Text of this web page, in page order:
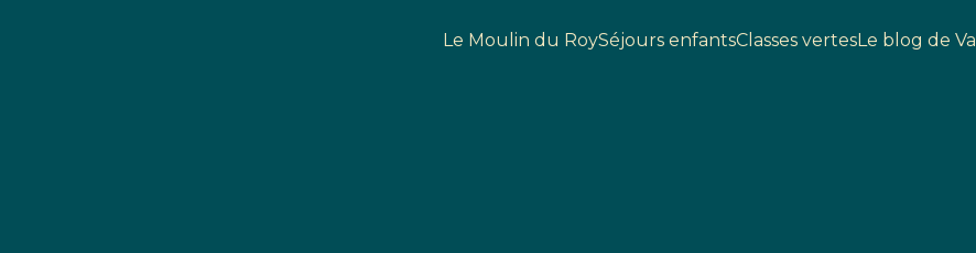
Le Moulin du RoySéjours enfantsClasses vertesLe blog de Val